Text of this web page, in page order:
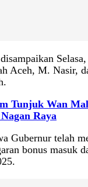
Aceh, M. Nasir,
Tunjuk Wan
Raya
Gubernur telah
bonus masuk